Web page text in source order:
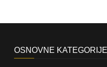
OSNOVNE KATEGORIJE